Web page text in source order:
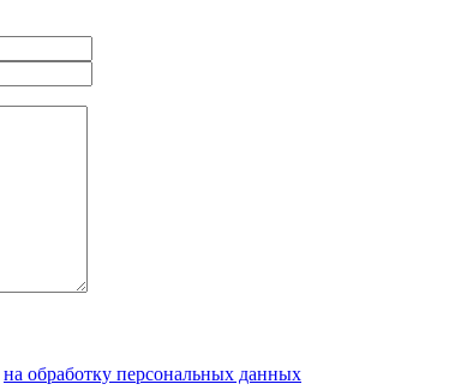
на обработку персональных данных